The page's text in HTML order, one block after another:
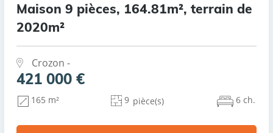
Maison 9 pièces, 164.81m², terrain de
2020m²
Crozon -
421 000 €
165 m² 9 pièce(s) 6 ch.